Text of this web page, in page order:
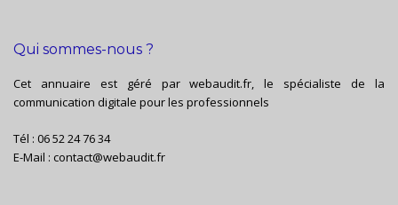
Qui sommes-nous ?
Cet annuaire est géré parwebaudit.fr, le spécialiste de la
communication digitale pour les professionnels
Tél : 06 52 24 76 34
E-Mail : contact@webaudit.fr